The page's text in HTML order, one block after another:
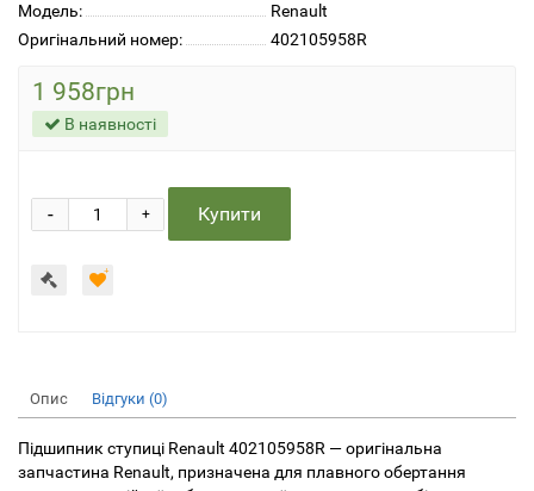
Модель:
Renault
Оригінальний номер:
402105958R
1 958грн
В наявності
+
- Купити
Опис Відгуки (0)
Підшипник ступиці Renault 402105958R — оригінальна
запчастина Renault, призначена для плавного обертання